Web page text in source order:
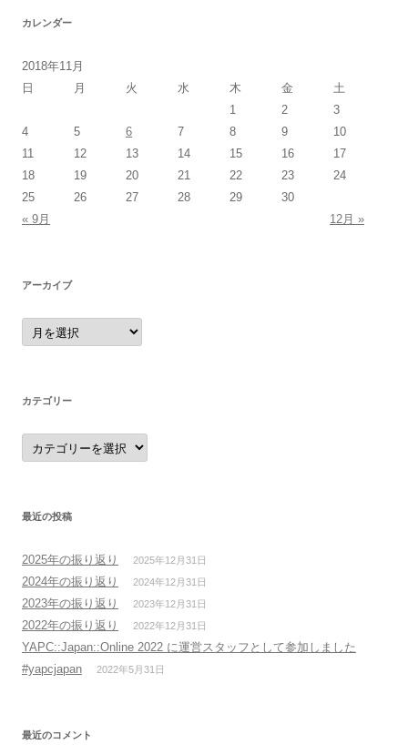
カレンダー
2018年11月
日
月 火 水 木 金
土
1
2
3
4
5 6 7 8 9
10
11
12 13 14 15 16
17
18
19 20 21 22 23
24
25
26 27 28 29
30
« 9月
12月 »
アーカイブ
ア
ー
カ
カテゴリー
カ
テ
ゴ
最近の投稿
2025年の振り返り 2025年12月31日
2024年の振り返り 2024年12月31日
2023年の振り返り 2023年12月31日
2022年の振り返り 2022年12月31日
YAPC::Japan::Online 2022 に運営スタッフとして参加しました
#yapcjapan
2022年5月31日
最近のコメント